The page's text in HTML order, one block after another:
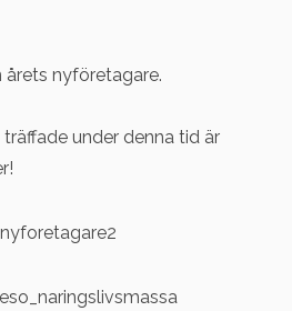
årets nyföretagare.
under denna tid är